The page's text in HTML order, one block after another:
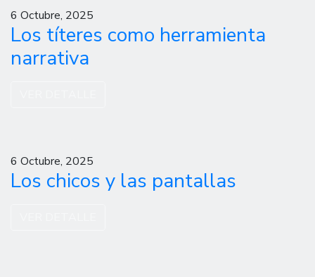
6 Octubre, 2025
Los títeres como herramienta
narrativa
6 Octubre, 2025
Los chicos y las pantallas